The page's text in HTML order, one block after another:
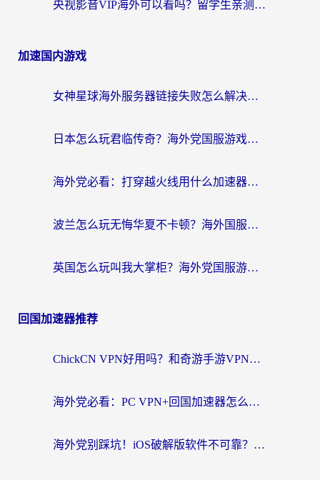
央视影音VIP海外可以看吗？留学生亲测有效的回国加速器选择指南
加速国内游戏
女神星球海外服务器链接失败怎么解决？海外党国服游戏加速避坑指南
日本怎么玩君临传奇？海外党国服游戏加速避坑指南（附菲律宾欧洲玩家实测）
海外党必看：打穿越火线用什么加速器？解决延迟卡顿，还能玩奇妙拼图世界和第五人格
波兰怎么玩无悔华夏不卡顿？海外国服游戏加速器终极指南（附征途2萤火突击解决方案）
英国怎么玩叫我大掌柜？海外党国服游戏加速避坑指南（附实测推荐）
回国加速器推荐
ChickCN VPN好用吗？和奇游手游VPN对比哪个回国效果更好？海外党亲测实用指南
海外党必看：PC VPN+回国加速器怎么选？无缝访问国内资源全攻略
海外党别踩坑！iOS破解版软件不可靠？教你选对回国加速器无缝看国内资源